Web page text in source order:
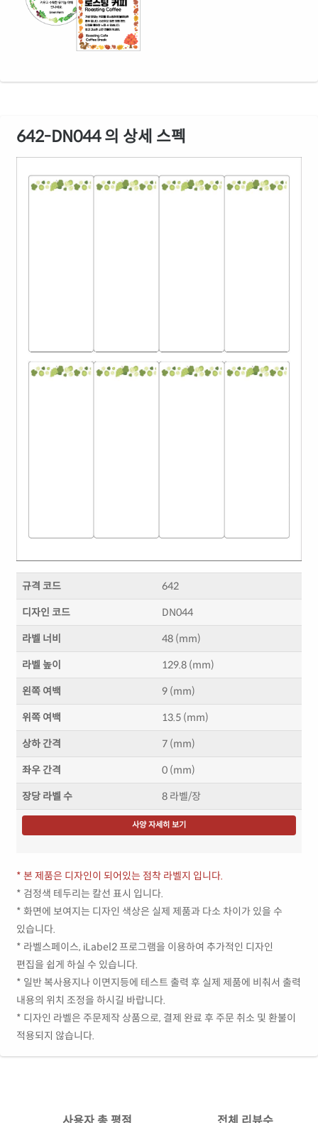
642-DN044 의 상세 스펙
규격 코드 642
디자인 코드 DN044
라벨 너비 48 (mm)
라벨 높이 129.8 (mm)
왼쪽 여백 9 (mm)
위쪽 여백 13.5 (mm)
상하 간격 7 (mm)
좌우 간격 0 (mm)
장당 라벨 수 8 라벨/장
사양 자세히 보기
* 본 제품은 디자인이 되어있는 점착 라벨지 입니다.
* 검정색 테두리는 칼선 표시 입니다.
* 화면에 보여지는 디자인 색상은 실제 제품과 다소 차이가 있을 수
있습니다.
* 라벨스페이스, iLabel2 프로그램을 이용하여 추가적인 디자인
편집을 쉽게 하실 수 있습니다.
* 일반 복사용지나 이면지등에 테스트 출력 후 실제 제품에 비춰서 출력
내용의 위치 조정을 하시길 바랍니다.
* 디자인 라벨은 주문제작 상품으로, 결제 완료 후 주문 취소 및 환불이
적용되지 않습니다.